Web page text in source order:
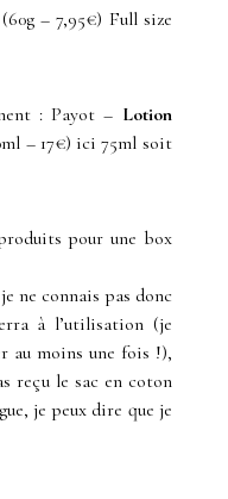
– 7,95€) Full size
: Payot – Lotion
– 17€) ici 75ml soit
pour une box
ne connais pas donc
à l’utilisation (je
au moins une fois !),
reçu le sac en coton
je peux dire que je